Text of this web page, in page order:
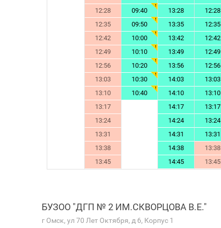
12:28
09:40 13:28 12:28
12:35
09:50 13:35 12:35
12:42
10:00 13:42 12:42
12:49
10:10 13:49 12:49
12:56
10:20 13:56 12:56
13:03
10:30 14:03 13:03
13:10
10:40 14:10 13:10
13:17
14:17 13:17
13:24
14:24 13:24
13:31
14:31 13:31
13:38
14:38 13:38
13:45
14:45 13:45
БУЗОО "ДГП № 2 ИМ.СКВОРЦОВА В.Е."
г Омск, ул 70 Лет Октября, д 6, Корпус 1